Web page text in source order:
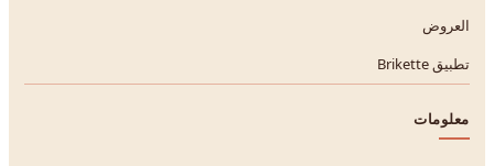
العروض
تطبيق Brikette
معلومات